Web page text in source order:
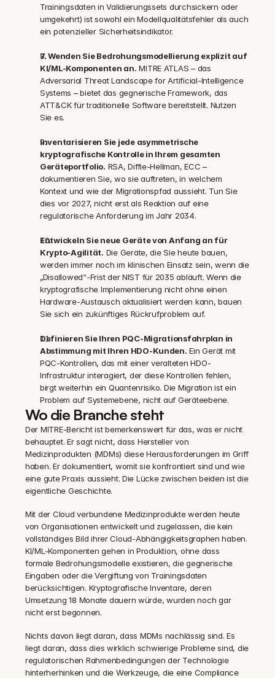
Trainingsdaten in Validierungssets durchsickern oder
umgekehrt) ist sowohl ein Modellqualitätsfehler als auch
ein potenzieller Sicherheitsindikator.
7. Wenden Sie Bedrohungsmodellierung explizit auf
KI/ML-Komponenten an. MITRE ATLAS – das
Adversarial Threat Landscape for Artificial-Intelligence
Systems – bietet das gegnerische Framework, das
ATT&CK für traditionelle Software bereitstellt. Nutzen
Sie es.
Inventarisieren Sie jede asymmetrische
kryptografische Kontrolle in Ihrem gesamten
Geräteportfolio. RSA, Diffie-Hellman, ECC –
dokumentieren Sie, wo sie auftreten, in welchem
Kontext und wie der Migrationspfad aussieht. Tun Sie
dies vor 2027, nicht erst als Reaktion auf eine
regulatorische Anforderung im Jahr 2034.
Entwickeln Sie neue Geräte von Anfang an für
Krypto-Agilität. Die Geräte, die Sie heute bauen,
werden immer noch im klinischen Einsatz sein, wenn die
„Disallowed“-Frist der NIST für 2035 abläuft. Wenn die
kryptografische Implementierung nicht ohne einen
Hardware-Austausch aktualisiert werden kann, bauen
Sie sich ein zukünftiges Rückrufproblem auf.
Definieren Sie Ihren PQC-Migrationsfahrplan in
Abstimmung mit Ihren HDO-Kunden. Ein Gerät mit
PQC-Kontrollen, das mit einer veralteten HDO-
Infrastruktur interagiert, der diese Kontrollen fehlen,
birgt weiterhin ein Quantenrisiko. Die Migration ist ein
Problem auf Systemebene, nicht auf Geräteebene.
Wo die Branche steht
Der MITRE-Bericht ist bemerkenswert für das, was er nicht
behauptet. Er sagt nicht, dass Hersteller von
Medizinprodukten (MDMs) diese Herausforderungen im Griff
haben. Er dokumentiert, womit sie konfrontiert sind und wie
eine gute Praxis aussieht. Die Lücke zwischen beiden ist die
eigentliche Geschichte.
Mit der Cloud verbundene Medizinprodukte werden heute
von Organisationen entwickelt und zugelassen, die kein
vollständiges Bild ihrer Cloud-Abhängigkeitsgraphen haben.
KI/ML-Komponenten gehen in Produktion, ohne dass
formale Bedrohungsmodelle existieren, die gegnerische
Eingaben oder die Vergiftung von Trainingsdaten
berücksichtigen. Kryptografische Inventare, deren
Umsetzung 18 Monate dauern würde, wurden noch gar
nicht erst begonnen.
Nichts davon liegt daran, dass MDMs nachlässig sind. Es
liegt daran, dass dies wirklich schwierige Probleme sind, die
regulatorischen Rahmenbedingungen der Technologie
hinterherhinken und die Werkzeuge, die eine Compliance